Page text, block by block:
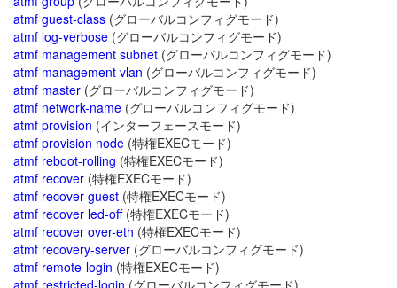
atmf guest-class (グローバルコンフィグモード)
atmf log-verbose (グローバルコンフィグモード)
atmf management subnet (グローバルコンフィグモード)
atmf management vlan (グローバルコンフィグモード)
atmf master (グローバルコンフィグモード)
atmf network-name (グローバルコンフィグモード)
atmf provision (インターフェースモード)
atmf provision node (特権EXECモード)
atmf reboot-rolling (特権EXECモード)
atmf recover (特権EXECモード)
atmf recover guest (特権EXECモード)
atmf recover led-off(特権EXECモード)
atmf recover over-eth (特権EXECモード)
atmf recovery-server (グローバルコンフィグモード)
atmf remote-login (特権EXECモード)